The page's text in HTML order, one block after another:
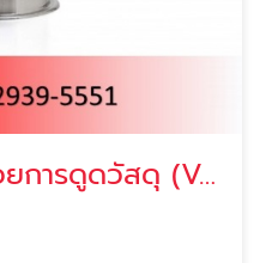
เครื่องลำเลียงด้วยการดูดวัสดุ (Vacuum Conveying)